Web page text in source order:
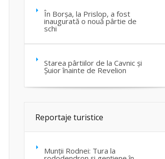
În Borșa, la Prislop, a fost
inaugurată o nouă pârtie de
schi
Starea pârtiilor de la Cavnic și
Șuior înainte de Revelion
Reportaje turistice
Munții Rodnei: Tura la